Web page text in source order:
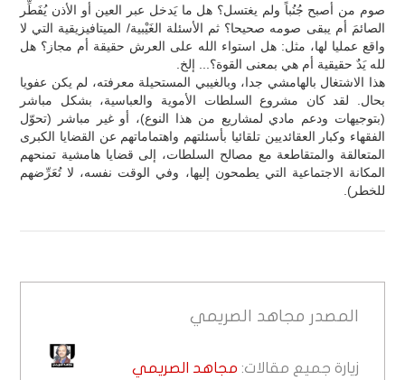
صوم من أصبح جُنُباً ولم يغتسل؟ هل ما يَدخل عبر العين أو الأذن يُفَطِّر
الصائمَ أم يبقى صومه صحيحا؟ ثم الأسئلة الغَيْبية/ الميتافيزيقية التي لا
واقع عمليا لها، مثل: هل استواء الله على العرش حقيقة أم مجاز؟ هل
لله يَدٌ حقيقية أم هي بمعنى القوة؟... إلخ.
هذا الاشتغال بالهامشي جدا، وبالغيبي المستحيلة معرفته، لم يكن عفويا
بحال. لقد كان مشروع السلطات الأموية والعباسية، بشكل مباشر
(بتوجيهات ودعم مادي لمشاريع من هذا النوع)، أو غير مباشر (تحوّل
الفقهاء وكبار العقائديين تلقائيا بأسئلتهم واهتماماتهم عن القضايا الكبرى
المتعالقة والمتقاطعة مع مصالح السلطات، إلى قضايا هامشية تمنحهم
المكانة الاجتماعية التي يطمحون إليها، وفي الوقت نفسه، لا تُعَرِّضهم
للخطر).
المصدر مجاهد الصريمي
زيارة جميع مقالات: مجاهد الصريمي